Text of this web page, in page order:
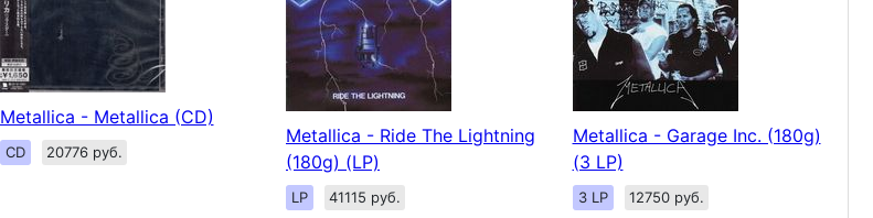
Metallica - Metallica (CD)
CD 20776 руб.
Metallica - Ride The Lightning
(180g) (LP)
LP 41115 руб.
Metallica - Garage Inc. (180g)
(3 LP)
3 LP 12750 руб.